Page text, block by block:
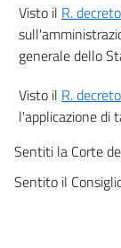
art. 12
art. 13
art. 15
art. 16
art. 17
art. 18
Visto il R.
generale dello
Visto il R.
l'applicazione di
Sentiti la Corte
Sentito il